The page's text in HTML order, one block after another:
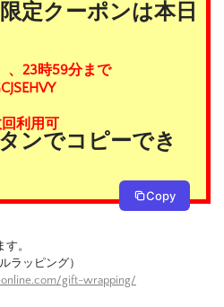
定クーポンは本日
、23時59分まで
利用可
ンでコピーでき
Copy
。
ラッピング）
gift-wrapping/